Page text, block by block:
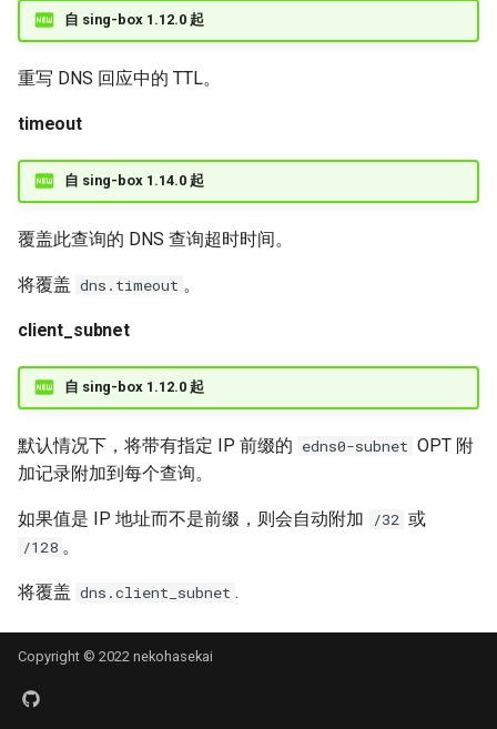
自 sing-box 1.12.0 起
重写 DNS 回应中的 TTL。
timeout
自 sing-box 1.14.0 起
覆盖此查询的 DNS 查询超时时间。
将覆盖 dns.timeout 。
client_subnet
自 sing-box 1.12.0 起
默认情况下，将带有指定 IP 前缀的 edns0-subnet OPT 附
加记录附加到每个查询。
如果值是 IP 地址而不是前缀，则会自动附加 /32 或
/128 。
将覆盖 dns.client_subnet .
Copyright © 2022 nekohasekai